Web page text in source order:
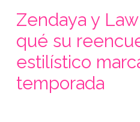
Zendaya y
qué su
estilístico
temporada